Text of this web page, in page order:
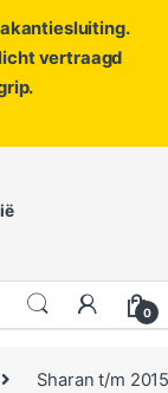
vertraagd
0
Sharan t/m